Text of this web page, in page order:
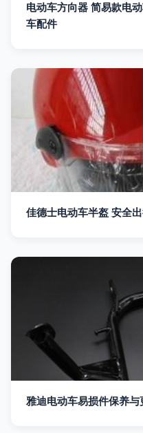
电动车方向器 简易款电
车配件
佳德士电动车半盔 安全
雅迪电动车易损件保养与